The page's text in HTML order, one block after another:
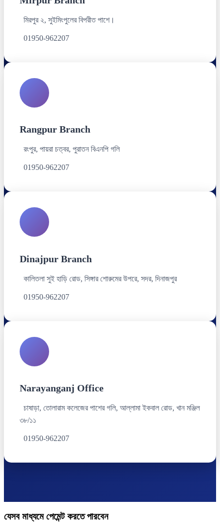
মিরপুর ২, সুইমিংপুলের বিপরীত পাশে।
01950-962207
Rangpur Branch
রংপুর, পায়রা চত্বর, পুরাতন বিএনপি গলি
01950-962207
Dinajpur Branch
কালিতলা সুই হাড়ি রোড, সিঙ্গার শোরুমের উপরে, সদর, দিনাজপুর
01950-962207
Narayanganj Office
চাষাড়া, তোলারাম কলেজের পাশের গলি, আল্লামা ইকবাল রোড, খান মঞ্জিল
৩৮/১১
01950-962207
যেসব মাধ্যমে পেমেন্ট করতে পারবেন